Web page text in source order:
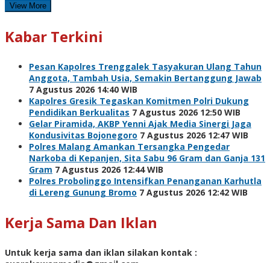
View More
Kabar Terkini
Pesan Kapolres Trenggalek Tasyakuran Ulang Tahun
Anggota, Tambah Usia, Semakin Bertanggung Jawab
7 Agustus 2026 14:40 WIB
Kapolres Gresik Tegaskan Komitmen Polri Dukung
Pendidikan Berkualitas 7 Agustus 2026 12:50 WIB
Gelar Piramida, AKBP Yenni Ajak Media Sinergi Jaga
Kondusivitas Bojonegoro 7 Agustus 2026 12:47 WIB
Polres Malang Amankan Tersangka Pengedar
Narkoba di Kepanjen, Sita Sabu 96 Gram dan Ganja 131
Gram 7 Agustus 2026 12:44 WIB
Polres Probolinggo Intensifkan Penanganan Karhutla
di Lereng Gunung Bromo 7 Agustus 2026 12:42 WIB
Kerja Sama Dan Iklan
Untuk kerja sama dan iklan silakan kontak :